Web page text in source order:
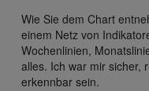
Wie Sie dem Chart
einem Netz von
Wochenlinien,
alles. Ich war mir sicher,
erkennbar sein.